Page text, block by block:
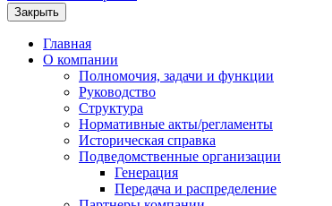
Закрыть
Главная
О компании
Полномочия, задачи и функции
Руководство
Структура
Нормативные акты/регламенты
Историческая справка
Подведомственные организации
Генерация
Передача и распределение